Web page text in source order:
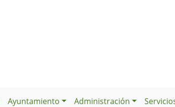
Ayuntamiento Administración